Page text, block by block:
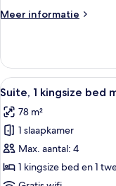
Meer informatie
Meer
1
slaapkamer,
balkon
Alle
foto's
voor
Suite,
1
kingsize
bed
7
Suite, 1 kingsize bed
78 m²
1 slaapkamer
Max. aantal: 4
1 kingsize bed en 1